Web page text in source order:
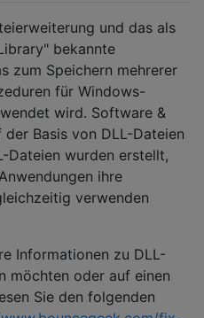
und das als
bekannte
zum Speichern mehrerer
für Windows-
wird. Software &
der Basis von DLL-Dateien
Dateien wurden erstellt,
ihre
verwenden
Informationen zu DLL-
möchten oder auf einen
Sie den folgenden